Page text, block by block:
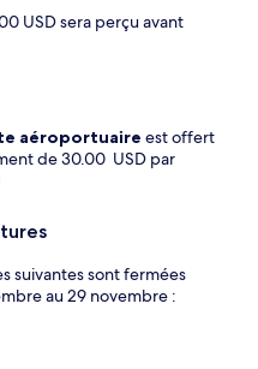
USD sera perçu avant
aéroportuaire est offert
de 30.00 USD par
suivantes sont fermées
au 29 novembre :